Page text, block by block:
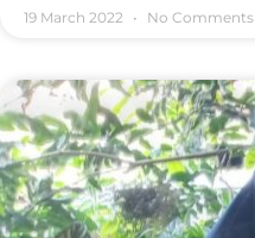
19 March 2022 No Comments